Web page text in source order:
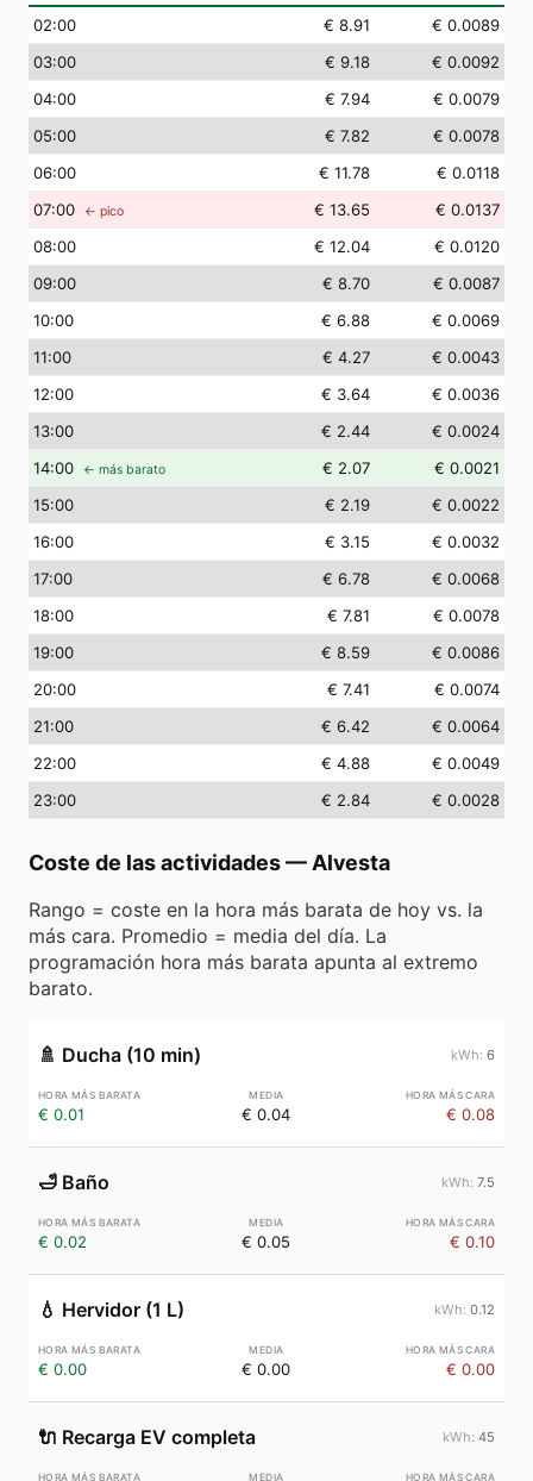
02:00 € 8.91
€ 0.0089
03:00 € 9.18
€ 0.0092
04:00 € 7.94
€ 0.0079
05:00 € 7.82
€ 0.0078
06:00 € 11.78
€ 0.0118
07:00 ← pico € 13.65
€ 0.0137
08:00 € 12.04
€ 0.0120
09:00 € 8.70
€ 0.0087
10:00 € 6.88
€ 0.0069
11:00 € 4.27
€ 0.0043
12:00 € 3.64
€ 0.0036
13:00 € 2.44
€ 0.0024
14:00 ← más barato € 2.07
€ 0.0021
15:00 € 2.19
€ 0.0022
16:00 € 3.15
€ 0.0032
17:00 € 6.78
€ 0.0068
18:00 € 7.81
€ 0.0078
19:00 € 8.59
€ 0.0086
20:00 € 7.41
€ 0.0074
21:00 € 6.42
€ 0.0064
22:00 € 4.88
€ 0.0049
23:00 € 2.84 € 0.0028
Coste de las actividades— Alvesta
Rango = coste en la hora más barata de hoy vs. la
más cara. Promedio = media del día. La
programación hora más barata apunta al extremo
barato.
🚿 Ducha (10 min) 6
€ 0.01 € 0.04 € 0.08
🛁 Baño 7.5
€ 0.02 € 0.05 € 0.10
💧 Hervidor (1 L) 0.12
€ 0.00 € 0.00 € 0.00
🔌 Recarga EV completa 45